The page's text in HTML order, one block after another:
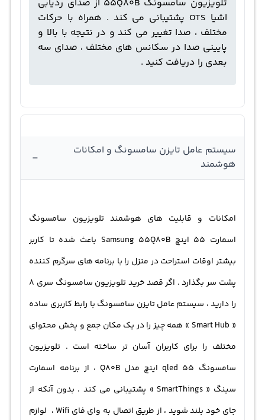
تلویزیون سامسونگ 55Q80B از صدای ردیابی
اشیا OTS پشتیبانی می کند . همراه با حرکات
مختلف ، صدا تغییر می کند و در نتیجه با بالا و
پایینی صدا در سکانس های مختلف ، صدای سه
بعدی را دریافت کنید .
سیستم عامل تایزن سامسونگ و امکانات
هوشمند
-
امکانات و قابلیت های هوشمند تلویزیون سامسونگ
اسمارت 55 اینچ Samsung 55Q80B باعث شده تا کاربر
بیشتر اوقات استراحت در منزل را با برنامه های سرگرم کننده
پشت سر بگذارد . اگر قصد خرید تلویزیون سامسونگ سری 8
را دارید ، سیستم عامل تایزن سامسونگ با رابط کاربری ساده
« Smart Hub » همه چیز را در یک مکان جمع و پخش محتوای
مختلف را برای کاربران آسان تر ساخته است . تلویزیون
سامسونگ qled 55 اینچ مدل Q80B ، از برنامه اسمارت
سینگ « SmartThings » پشتیبانی می کند . بدون آنکه از
جای خود بلند شوید ، از طریق اتصال به وای فای Wifi ، لوازم